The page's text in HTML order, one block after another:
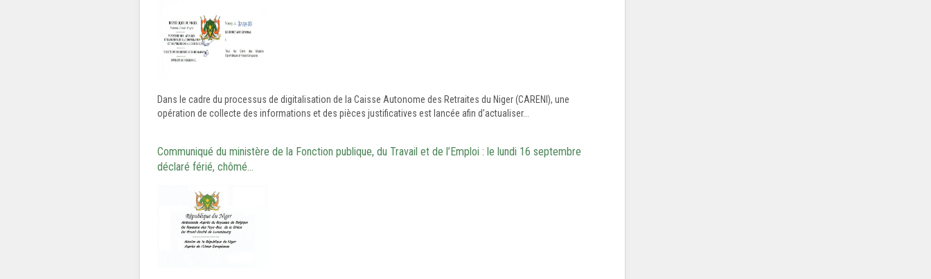
Dans le cadre du processus de digitalisation de la Caisse Autonome des Retraites du Niger (CARENI), une
opération de collecte des informations et des pièces justificatives est lancée afin d’actualiser...
Communiqué du ministère de la Fonction publique, du Travail et de l’Emploi : le lundi 16 septembre
déclaré férié, chômé…